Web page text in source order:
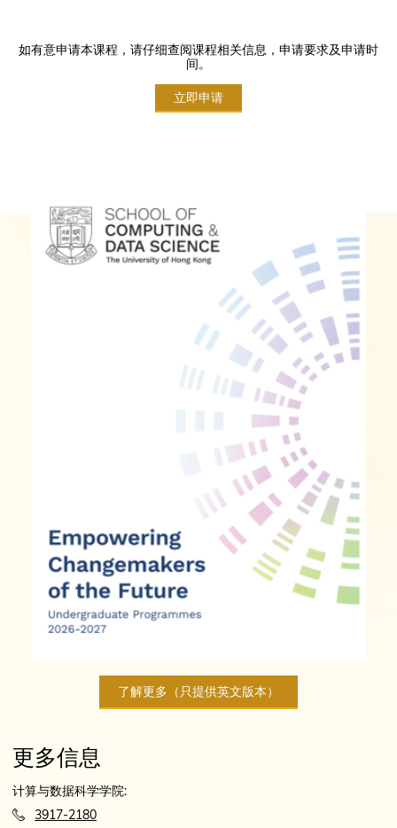
如有意申请本课程，请仔细查阅课程相关信息，申请要求及申请时
间。
立即申请
了解更多（只提供英文版本）
更多信息
计算与数据科学学院:
3917-2180